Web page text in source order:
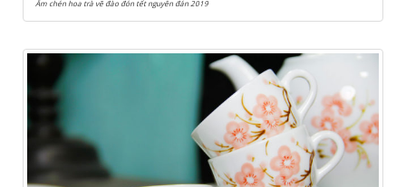
Ấm chén hoa trà vẽ đào đón tết nguyên đán 2019